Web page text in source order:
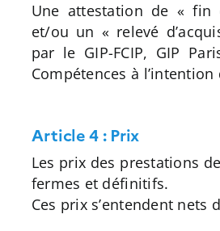
Une attestation de « fin
et/ou un « relevé
par le GIP-FCIP, GIP
Compétences à
Article 4 : Prix
Les prix des prestations
fermes et définitifs.
Ces prix s’entendent nets